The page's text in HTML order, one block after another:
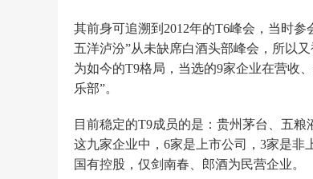
其前身可追溯到2012年的T6峰会，当时
五洋泸汾”从未缺席白酒头部峰会，所以
为如今的T9格局，当选的9家企业在营收
乐部”。
目前稳定的T9成员的是：贵州茅台、五
这九家企业中，6家是上市公司，3家是非
国有控股，仅剑南春、郎酒为民营企业。